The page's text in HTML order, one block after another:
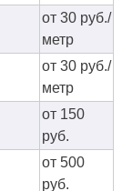
от 30 руб./
метр
от 30 руб./
метр
от 150
руб.
от 500
руб.